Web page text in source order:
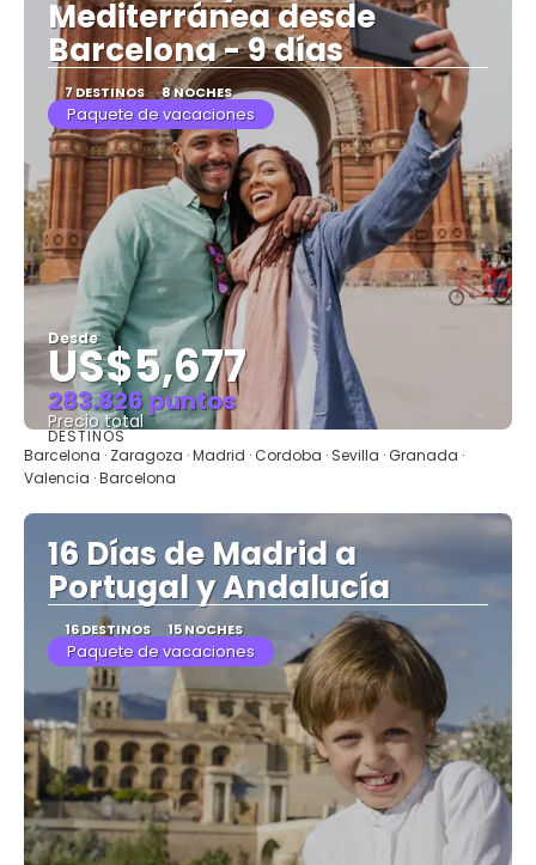
Mediterránea desde
Barcelona - 9 días
7 DESTINOS 8 NOCHES
Paquete de vacaciones
Desde
US$5,677
283.826 puntos
Precio total
Ver
DESTINOS
Barcelona · Zaragoza · Madrid · Cordoba · Sevilla · Granada ·
Valencia · Barcelona
16 Días de Madrid a
Portugal y Andalucía
16 DESTINOS 15 NOCHES
Paquete de vacaciones